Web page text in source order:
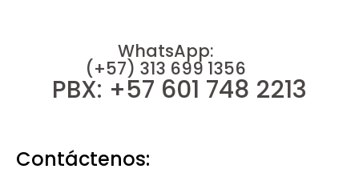
WhatsApp:
(+57) 313 699 1356
PBX: +57 601 748 2213
Contáctenos: